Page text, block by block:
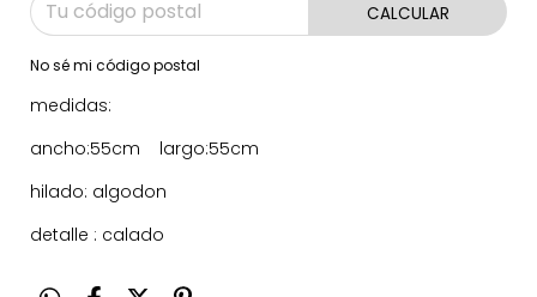
CALCULAR
No sé mi código postal
medidas:
ancho:55cm largo:55cm
hilado: algodon
detalle : calado